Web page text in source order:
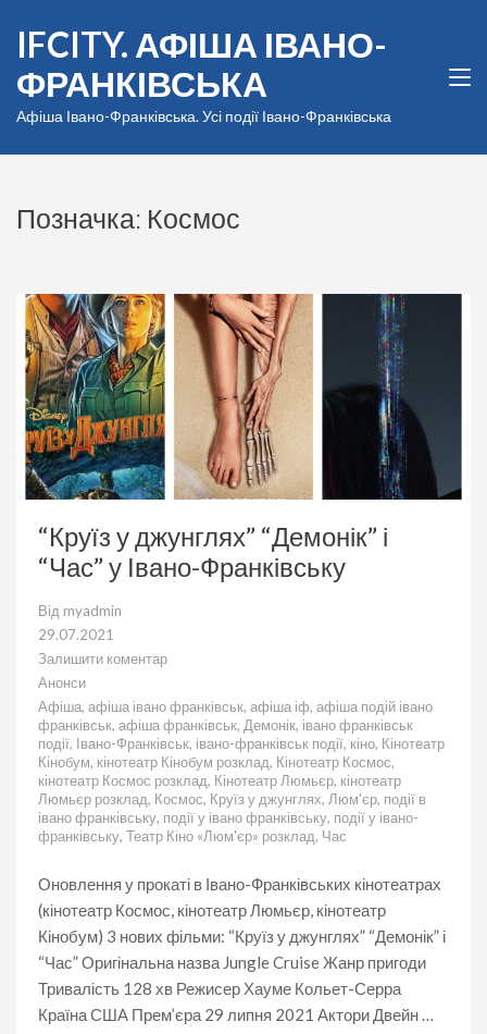
вмісту
(натисніть
Enter)
IFCITY. АФІША ІВАНО-
ФРАНКІВСЬКА
Афіша Івано-Франківська. Усі події Івано-Франківська
Позначка: Космос
“Круїз у джунглях” “Демонік” і
“Час” у Івано-Франківську
Від myadmin
29.07.2021
Залишити коментар
до
у
джунглях”
“Демонік”
і
“Час”
у
Івано-
Франківську
Анонси
Афіша, афіша івано франківськ, афіша іф, афіша подій івано
франківськ, афіша франківськ, Демонік, івано франківськ
події, Івано-Франківськ, івано-франківськ події, кіно, Кінотеатр
Кінобум, кінотеатр Кінобум розклад, Кінотеатр Космос,
кінотеатр Космос розклад, Кінотеатр Люмьєр, кінотеатр
Люмьєр розклад, Космос, Круїз у джунглях, Люм'єр, події в
івано франківську, події у івано франківську, події у івано-
франківську, Театр Кіно «Люм'єр» розклад, Час
Оновлення у прокаті в Івано-Франківських кінотеатрах
(кінотеатр Космос, кінотеатр Люмьєр, кінотеатр
Кінобум) 3 нових фільми: “Круїз у джунглях” “Демонік” і
“Час” Оригінальна назва Jungle Cruise Жанр пригоди
Тривалість 128 хв Режисер Хауме Кольет-Серра
Країна США Прем’єра 29 липня 2021 Актори Двейн …